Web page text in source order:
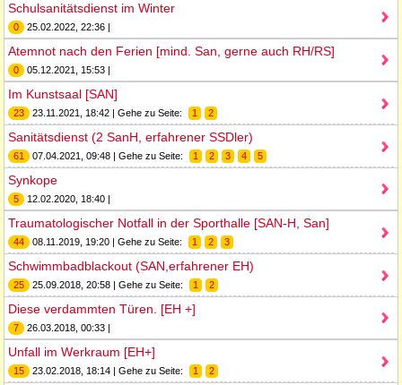
Schulsanitätsdienst im Winter
0 25.02.2022, 22:36 |
Atemnot nach den Ferien [mind. San, gerne auch RH/RS]
0 05.12.2021, 15:53 |
Im Kunstsaal [SAN]
23 23.11.2021, 18:42 | Gehe zu Seite: 1 2
Sanitätsdienst (2 SanH, erfahrener SSDler)
61 07.04.2021, 09:48 | Gehe zu Seite: 1 2 3 4 5
Synkope
5 12.02.2020, 18:40 |
Traumatologischer Notfall in der Sporthalle [SAN-H, San]
44 08.11.2019, 19:20 | Gehe zu Seite: 1 2 3
Schwimmbadblackout (SAN,erfahrener EH)
25 25.09.2018, 20:58 | Gehe zu Seite: 1 2
Diese verdammten Türen. [EH +]
7 26.03.2018, 00:33 |
Unfall im Werkraum [EH+]
15 23.02.2018, 18:14 | Gehe zu Seite: 1 2